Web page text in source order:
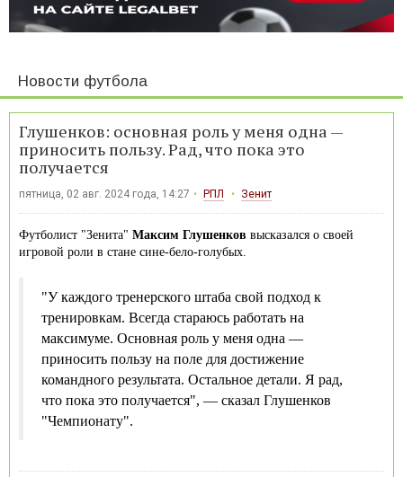
Новости футбола
Глушенков: основная роль у меня одна —
приносить пользу. Рад, что пока это
получается
пятница, 02 авг. 2024 года, 14:27 РПЛ Зенит
Футболист "Зенита" Максим Глушенков высказался о своей
игровой роли в стане сине-бело-голубых.
"У каждого тренерского штаба свой подход к
тренировкам. Всегда стараюсь работать на
максимуме. Основная роль у меня одна —
приносить пользу на поле для достижение
командного результата. Остальное детали. Я рад,
что пока это получается", — сказал Глушенков
"Чемпионату".